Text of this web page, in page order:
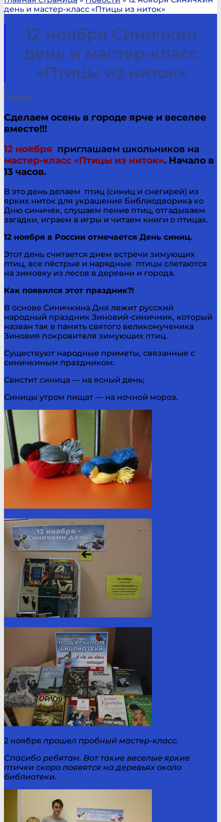
день и мастер-класс «Птицы из ниток»
12 ноября Синичкин
день и мастер-класс
«Птицы из ниток»
Печать
Сделаем осень в городе ярче и веселее
вместе!!!
12 ноября приглашаем школьников на
мастер-класс «Птицы из ниток». Начало в
13 часов.
В это день делаем птиц (синиц и снегирей) из
ярких ниток для украшения Библиодворика ко
Дню синичек, слушаем пение птиц, отгадываем
загадки, играем в игры и читаем книги о птицах.
12 ноября в России отмечается День синиц.
Этот день считается днем встречи зимующих
птиц, все пёстрые и нарядные птицы слетаются
на зимовку из лесов в деревни и города.
Как появился этот праздник?!
В основе Синичкина Дня лежит русский
народный праздник Зиновий-синичник, который
назван так в память святого великомученика
Зиновия покровителя зимующих птиц.
Существуют народные приметы, связанные с
синичкиным праздником:
Свистит синица — на ясный день;
Синицы утром пищат — на ночной мороз.
2 ноября прошел пробный мастер-класс.
Спасибо ребятам. Вот такие веселые яркие
птички скоро появятся на деревьях около
библиотеки.